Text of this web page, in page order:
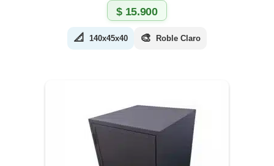
$15.900
📐 140x45x40 🎨 Roble Claro